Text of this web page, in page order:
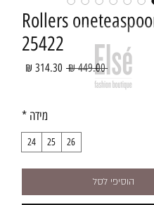
Rollers
25422
‏449.00 ‏₪
מחיר
מידה *
26
25
24
הוסיפי לסל